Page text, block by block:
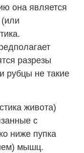
она является
разрезы
рубцы не такие
живота)
с
ниже пупка
мышц.